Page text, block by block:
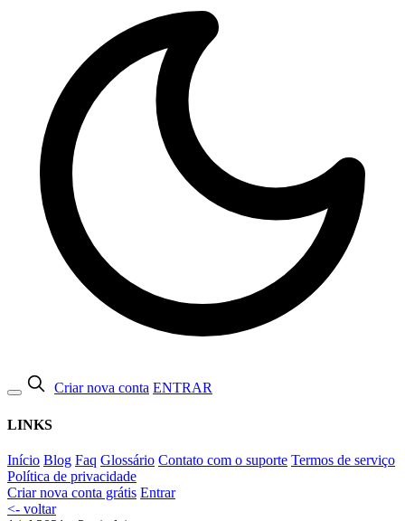
Criar nova conta ENTRAR
LINKS
Início Blog Faq Glossário Contato com o suporte Termos de serviço
Política de privacidade
Criar nova conta grátis Entrar
<- voltar